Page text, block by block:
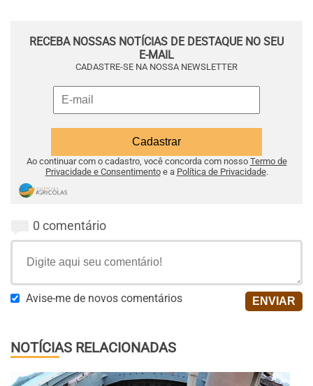
RECEBA NOSSAS NOTÍCIAS DE DESTAQUE NO SEU
E-MAIL
CADASTRE-SE NA NOSSA NEWSLETTER
Ao continuar com o cadastro, você concorda com nosso Termo de
Privacidade e Consentimentoe a Política de Privacidade.
0 comentário
Avise-me de novos comentários
NOTÍCIAS RELACIONADAS